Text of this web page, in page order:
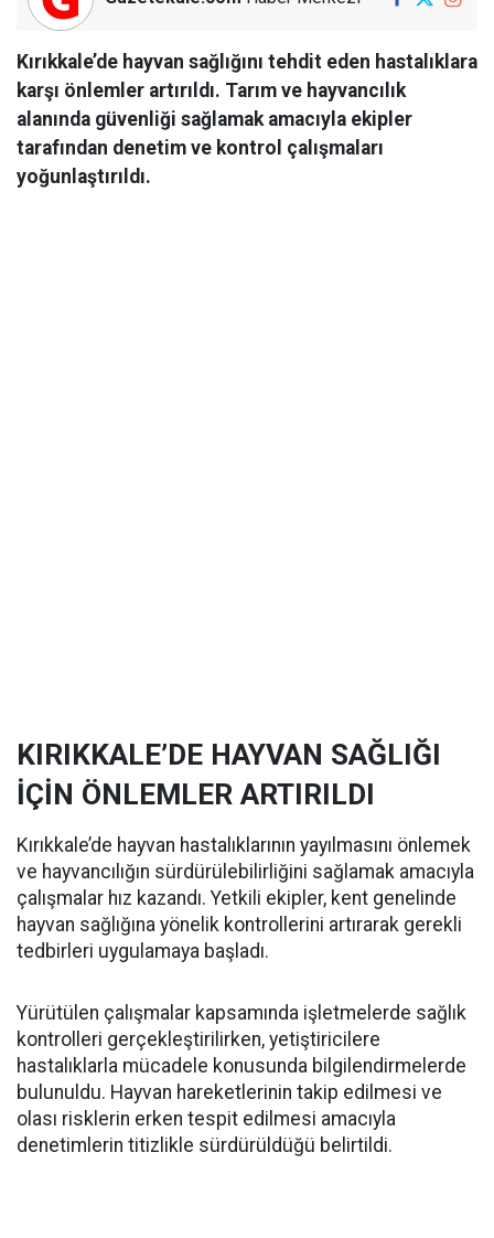
Kırıkkale’de hayvan sağlığını tehdit eden hastalıklara
karşı önlemler artırıldı. Tarım ve hayvancılık
alanında güvenliği sağlamak amacıyla ekipler
tarafından denetim ve kontrol çalışmaları
yoğunlaştırıldı.
KIRIKKALE’DE HAYVAN SAĞLIĞI
İÇİN ÖNLEMLER ARTIRILDI
Kırıkkale’de hayvan hastalıklarının yayılmasını önlemek
ve hayvancılığın sürdürülebilirliğini sağlamak amacıyla
çalışmalar hız kazandı. Yetkili ekipler, kent genelinde
hayvan sağlığına yönelik kontrollerini artırarak gerekli
tedbirleri uygulamaya başladı.
Yürütülen çalışmalar kapsamında işletmelerde sağlık
kontrolleri gerçekleştirilirken, yetiştiricilere
hastalıklarla mücadele konusunda bilgilendirmelerde
bulunuldu. Hayvan hareketlerinin takip edilmesi ve
olası risklerin erken tespit edilmesi amacıyla
denetimlerin titizlikle sürdürüldüğü belirtildi.